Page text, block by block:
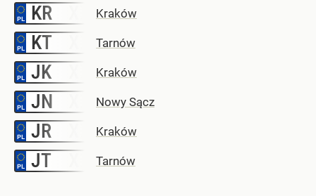
KR Kraków
KT Tarnów
JK Kraków
JN Nowy Sącz
JR Kraków
JT Tarnów